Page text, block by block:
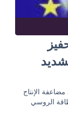
الإنتاج
الروسي